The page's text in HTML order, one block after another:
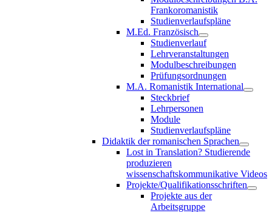
Frankoromanistik
Studienverlaufspläne
M.Ed. Französisch
Studienverlauf
Lehrveranstaltungen
Modulbeschreibungen
Prüfungsordnungen
M.A. Romanistik International
Steckbrief
Lehrpersonen
Module
Studienverlaufspläne
Didaktik der romanischen Sprachen
Lost in Translation? Studierende
produzieren
wissenschaftskommunikative Videos
Projekte/Qualifikationsschriften
Projekte aus der
Arbeitsgruppe